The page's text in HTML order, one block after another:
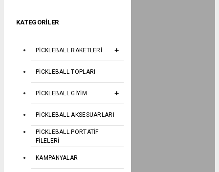
KATEGORILER
PICKLEBALL RAKETLERI
PICKLEBALL TOPLARI
PICKLEBALL GIYIM
PICKLEBALL AKSESUARLARI
PICKLEBALL PORTATIF
FILELERI
KAMPANYALAR